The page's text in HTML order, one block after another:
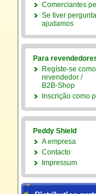
Comerciantes
Se tiver
ajudamos
Para
Regíste-se como
revendedor /
B2B-Shop
Inscrição como
Peddy Shield
A empresa
Contacto
Impressum